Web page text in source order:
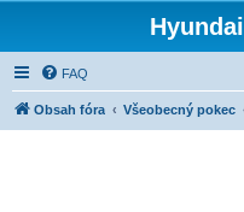
FAQ
Obsah fóra Všeobecný pokec